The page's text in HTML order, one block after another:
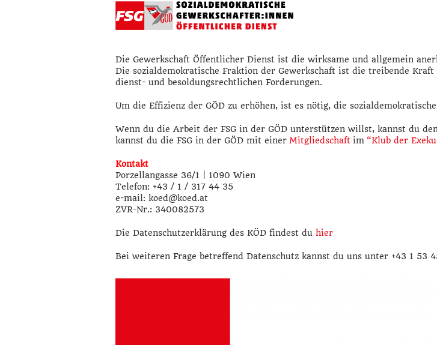
Die Gewerkschaft Öffentlicher Dienst ist die wirksame und allgemein
Die sozialdemokratische Fraktion der Gewerkschaft ist die treibende
dienst- und besoldungsrechtlichen Forderungen.
Um die Effizienz der GÖD zu erhöhen, ist es nötig, die
Wenn du die Arbeit der FSG in der GÖD unterstützen willst, kannst du
kannst du die FSG in der GÖD mit einer Mitgliedschaft im “Klub der
Kontakt
Porzellangasse 36/1 | 1090 Wien
Telefon: +43 / 1 / 317 44 35
e-mail: koed@koed.at
ZVR-Nr.: 340082573
Die Datenschutzerklärung des KÖD findest du hier
Bei weiteren Frage betreffend Datenschutz kannst du uns unter +43 1 53